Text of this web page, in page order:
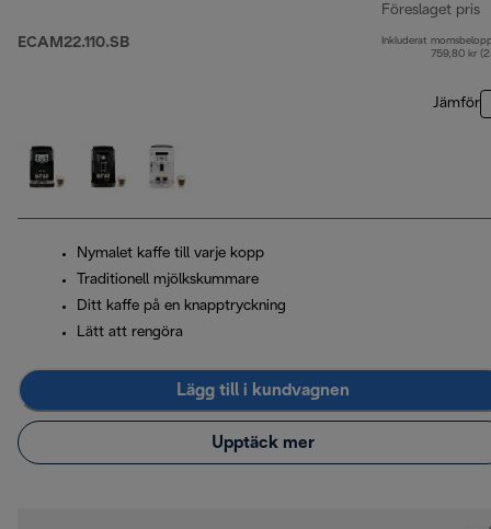
ECAM22.110.SB
Föreslaget pris
Inkluderat
759,80 kr
Jämför
Nymalet kaffe till varje kopp
Traditionell mjölkskummare
Ditt kaffe på en knapptryckning
Lätt att rengöra
Lägg till i kundvagnen
Upptäck mer